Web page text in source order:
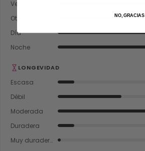
Verano
Otoño
Día
Noche
LONGEVIDAD
Escasa
Débil
Moderada
Duradera
Muy duradera
NO, GRACIAS